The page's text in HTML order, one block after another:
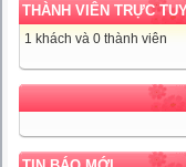
THÀNH VIÊN TRỰC
1 khách và 0 thành viên